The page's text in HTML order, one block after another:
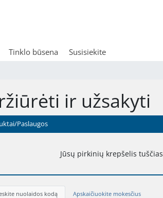
Tinklo būsena Susisiekite
ir užsakyti
Paslaugos
Jūsų pirkinių krepšelis tuščias
nuolaidos kodą Apskaičiuokite mokesčius